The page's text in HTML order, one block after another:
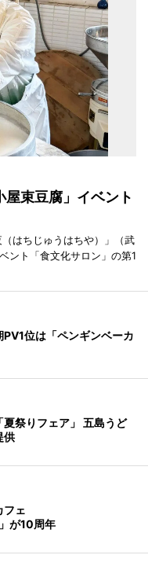
束豆腐」イベント
はちじゅうはちや）」（武
ント「食文化サロン」の第1
位は「ペンギンベーカ
祭りフェア」 五島うど
供
フェ
が10周年